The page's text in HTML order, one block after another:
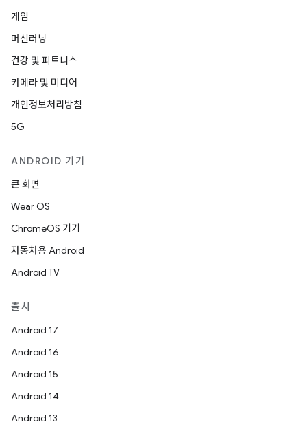
게임
머신러닝
건강 및 피트니스
카메라 및 미디어
개인정보처리방침
5G
ANDROID 기기
큰 화면
Wear OS
ChromeOS 기기
자동차용 Android
Android TV
출시
Android 17
Android 16
Android 15
Android 14
Android 13